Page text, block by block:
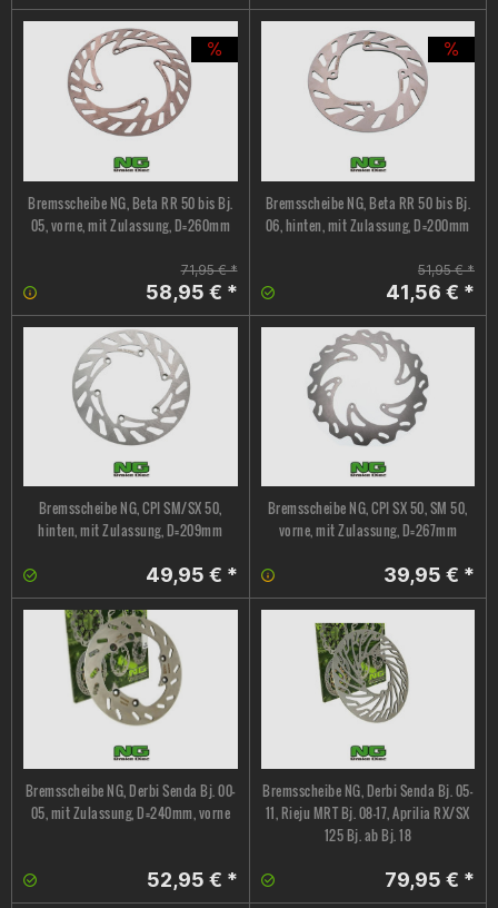
Bremsscheibe NG, Beta RR 50 bis Bj.
05, vorne, mit Zulassung, D=260mm
71,95 € *
58,95 € *
Bremsscheibe NG, Beta RR 50 bis Bj.
06, hinten, mit Zulassung, D=200mm
51,95 € *
41,56 € *
Bremsscheibe NG, CPI SM/SX 50,
hinten, mit Zulassung, D=209mm
49,95 € *
Bremsscheibe NG, CPI SX 50, SM 50,
vorne, mit Zulassung, D=267mm
39,95 € *
Bremsscheibe NG, Derbi Senda Bj. 00-
05, mit Zulassung, D=240mm, vorne
52,95 € *
Bremsscheibe NG, Derbi Senda Bj. 05-
11, Rieju MRT Bj. 08-17, Aprilia RX/SX
125 Bj. ab Bj. 18
79,95 € *